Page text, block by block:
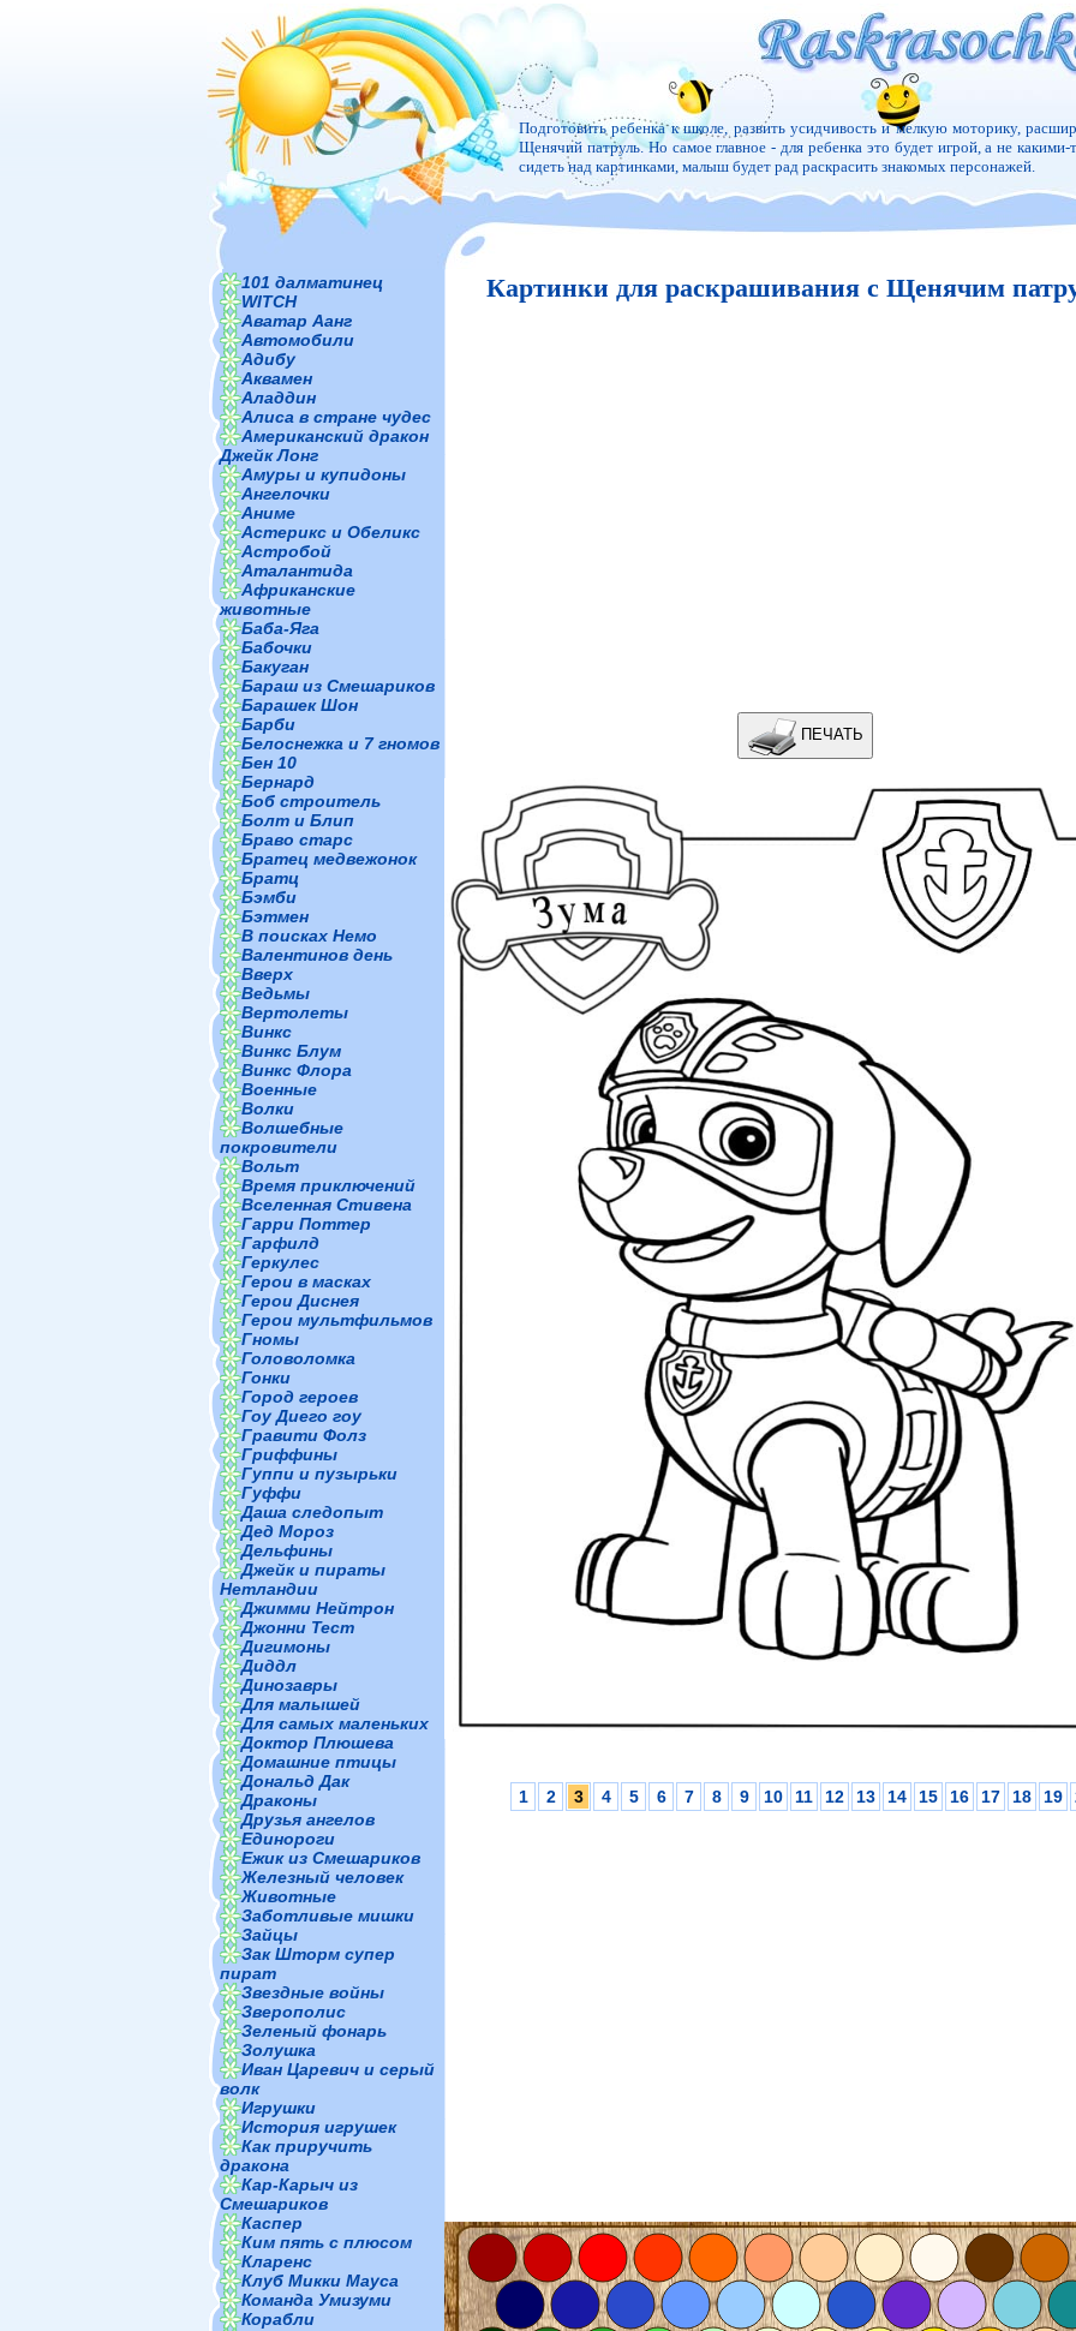
Подготовить ребенка к школе, развить усидчивость и мелкую моторику,
Щенячий патруль. Но самое главное - для ребенка это будет игрой, а не какими-
сидеть над картинками, малыш будет рад раскрасить знакомых персонажей.
101 далматинец
WITCH
Аватар Аанг
Автомобили
Адибу
Аквамен
Аладдин
Алиса в стране чудес
Американский дракон
Джейк Лонг
Амуры и купидоны
Ангелочки
Аниме
Астерикс и Обеликс
Астробой
Аталантида
Африканские
животные
Баба-Яга
Бабочки
Бакуган
Бараш из Смешариков
Барашек Шон
Барби
Белоснежка и 7 гномов
Бен 10
Бернард
Боб строитель
Болт и Блип
Браво старс
Братец медвежонок
Братц
Бэмби
Бэтмен
В поисках Немо
Валентинов день
Вверх
Ведьмы
Вертолеты
Винкс
Винкс Блум
Винкс Флора
Военные
Волки
Волшебные
покровители
Вольт
Время приключений
Вселенная Стивена
Гарри Поттер
Гарфилд
Геркулес
Герои в масках
Герои Диснея
Герои мультфильмов
Гномы
Головоломка
Гонки
Город героев
Гоу Диего гоу
Гравити Фолз
Гриффины
Гуппи и пузырьки
Гуффи
Даша следопыт
Дед Мороз
Дельфины
Джейк и пираты
Нетландии
Джимми Нейтрон
Джонни Тест
Дигимоны
Диддл
Динозавры
Для малышей
Для самых маленьких
Доктор Плюшева
Домашние птицы
Дональд Дак
Драконы
Друзья ангелов
Единороги
Ежик из Смешариков
Железный человек
Животные
Заботливые мишки
Зайцы
Зак Шторм супер
пират
Звездные войны
Зверополис
Зеленый фонарь
Золушка
Иван Царевич и серый
волк
Игрушки
История игрушек
Как приручить
дракона
Кар-Карыч из
Смешариков
Каспер
Ким пять с плюсом
Кларенс
Клуб Микки Мауса
Команда Умизуми
Корабли
Картинки для раскрашивания с Щенячим
ПЕЧАТЬ
1 2 3 4 5 6 7 8 9 10 11 12 13 14 15 16 17 18 19